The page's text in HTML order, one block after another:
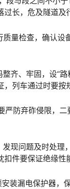
长，危及隧道及
量检查，确认
齐、牢固，设“
列车通过时要按
严防弃砟侵限，
现问题及时处
件要保证绝缘性
装漏电保护器，